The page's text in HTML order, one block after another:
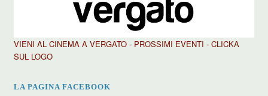
VIENI AL CINEMA A VERGATO - PROSSIMI EVENTI - CLICKA
SUL LOGO
LA PAGINA FACEBOOK